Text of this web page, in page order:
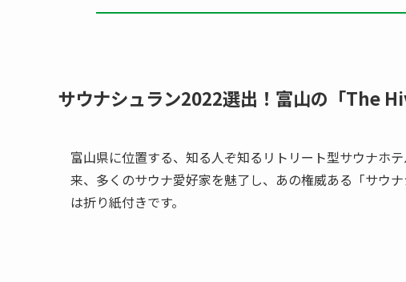
サウナシュラン2022選出！富山の「The
富山県に位置する、知る人ぞ知るリトリート型サウナホ
来、多くのサウナ愛好家を魅了し、あの権威ある「サウ
は折り紙付きです。